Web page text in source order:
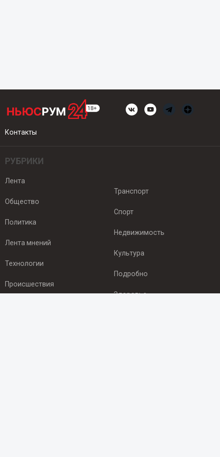
Контакты
РУБРИКИ
Лента
Общество
Политика
Лента мнений
Технологии
Происшествия
Транспорт
Спорт
Недвижимость
Культура
Подробно
Здоровье